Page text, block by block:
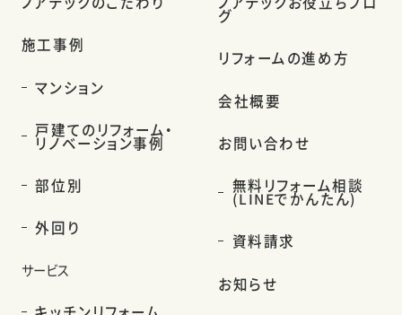
施工事例
マンション
戸建てのリフォーム・
リノベーション事例
部位別
外回り
サービス
グ
リフォームの進め方
会社概要
お問い合わせ
無料リフォーム相談
(LINEでかんたん)
資料請求
お知らせ